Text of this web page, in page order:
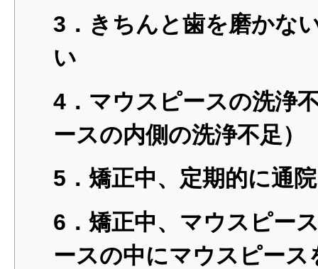
3．きちんと歯を磨かな
い
4．マウスピースの洗浄
ースの内側の洗浄不足）
5．矯正中、定期的に通
6．矯正中、マウスピー
ースの中にマウスピース